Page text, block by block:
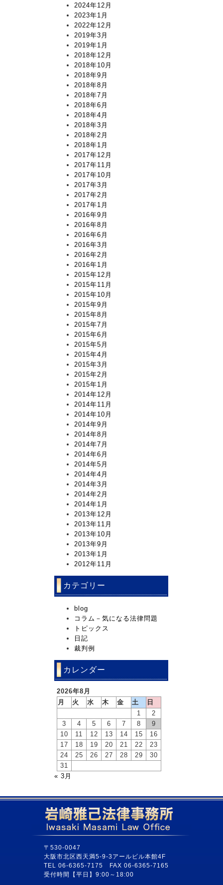
2024年12月
2023年1月
2022年12月
2019年3月
2019年1月
2018年12月
2018年10月
2018年9月
2018年8月
2018年7月
2018年6月
2018年4月
2018年3月
2018年2月
2018年1月
2017年12月
2017年11月
2017年10月
2017年3月
2017年2月
2017年1月
2016年9月
2016年8月
2016年6月
2016年3月
2016年2月
2016年1月
2015年12月
2015年11月
2015年10月
2015年9月
2015年8月
2015年7月
2015年6月
2015年5月
2015年4月
2015年3月
2015年2月
2015年1月
2014年12月
2014年11月
2014年10月
2014年9月
2014年8月
2014年7月
2014年6月
2014年5月
2014年4月
2014年3月
2014年2月
2014年1月
2013年12月
2013年11月
2013年10月
2013年9月
2013年1月
2012年11月
カテゴリー
blog
コラム－気になる法律問題
トピックス
日記
裁判例
カレンダー
2026年8月
月
火 水 木 金 土
日
1
2
3
4 5 6 7 8
9
10
11 12 13 14 15
16
17
18 19 20 21 22
23
24
25 26 27 28 29
30
31
« 3月
〒530-0047
大阪市北区西天満5-9-3アールビル本館4F
TEL 06-6365-7175 FAX 06-6365-7165
受付時間【平日】9:00～18:00